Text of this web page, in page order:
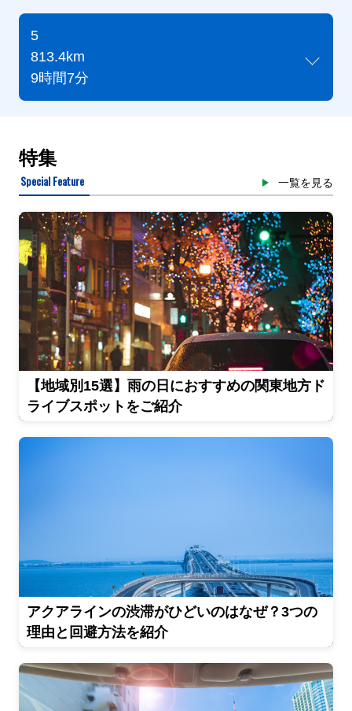
5
813.4km
9時間7分
特集
Special Feature 一覧を見る
【地域別15選】雨の日におすすめの関東地方ド
ライブスポットをご紹介
アクアラインの渋滞がひどいのはなぜ？3つの
理由と回避方法を紹介